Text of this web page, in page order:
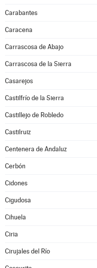
Carabantes
Caracena
Carrascosa de Abajo
Carrascosa de la Sierra
Casarejos
Castilfrío de la Sierra
Castillejo de Robledo
Castilruiz
Centenera de Andaluz
Cerbón
Cidones
Cigudosa
Cihuela
Ciria
Cirujales del Río